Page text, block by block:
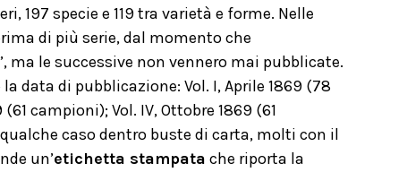
197 specie e 119 tra varietà e forme. Nelle
di più serie, dal momento che
ma le successive non vennero mai pubblicate.
data di pubblicazione: Vol. I, Aprile 1869 (78
campioni); Vol. IV, Ottobre 1869 (61
caso dentro buste di carta, molti con il
un’etichetta stampata che riporta la